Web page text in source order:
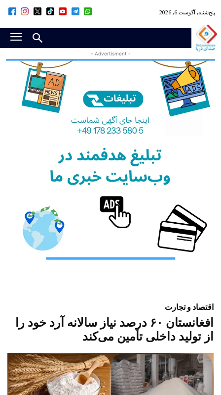
پنج‌شنبه, آگوست 6, 2026
- Advertisment -
اقتصاد و تجارت
افغانستان ۶۰ درصد نیاز سالانه آرد خود را
از تولید داخلی تأمین می‌کند